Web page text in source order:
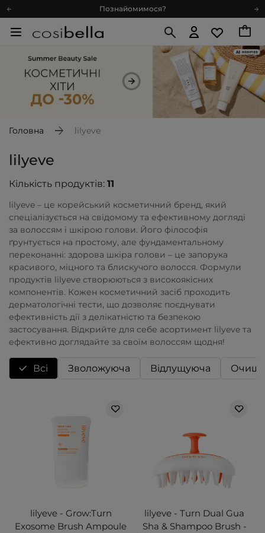
Познайомимося?
Доставка з любов'ю
Рекомендуй нас і отримуй ще більше балів
Запитай косметолога
Доставка з любов'ю
Головна lilyeve
lilyeve
Кількість продуктів: 11
lilyeve – це корейський косметичний бренд, який
спеціалізується на свідомому та ефективному догляді
за волоссям і шкірою голови. Його філософія
ґрунтується на простому, але фундаментальному
переконанні: здорова шкіра голови – це запорука
красивого, міцного та блискучого волосся. Формули
продуктів lilyeve створюються з високоякісних
компонентів. Кожен косметичний засіб проходить
дерматологічні тести, що дозволяє поєднувати
ефективність дії з делікатністю та безпекою
застосування. Відкрийте для себе асортимент lilyeve та
ефективно доглядайте за своїм волоссям щодня!
Всі Зволожуюча Відлущуюча
lilyeve - Grow:Turn
Exosome Brush Ampoule
lilyeve - Turn Dual Gua
Sha & Shampoo Brush -